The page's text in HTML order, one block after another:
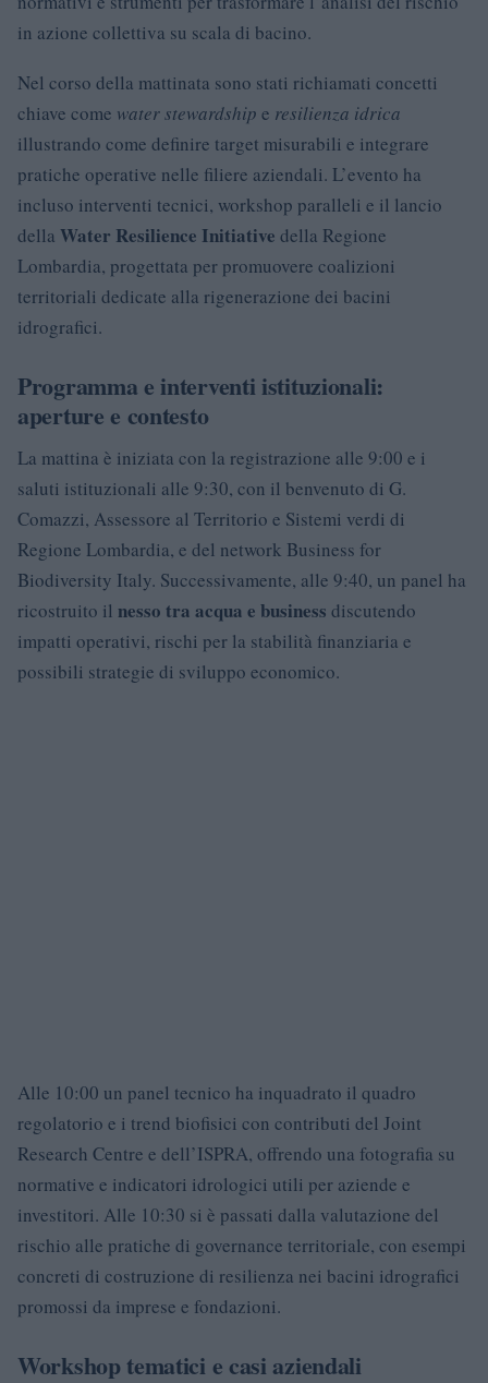
in azione collettiva su scala di bacino.
Nel corso della mattinata sono stati richiamati concetti
chiave come water stewardship e resilienza idrica
illustrando come definire target misurabili e integrare
pratiche operative nelle filiere aziendali. L’evento ha
incluso interventi tecnici, workshop paralleli e il lancio
della Water Resilience Initiative della Regione
Lombardia, progettata per promuovere coalizioni
territoriali dedicate alla rigenerazione dei bacini
idrografici.
Programma e interventi istituzionali:
aperture e contesto
La mattina è iniziata con la registrazione alle 9:00 e i
saluti istituzionali alle 9:30, con il benvenuto di G.
Comazzi, Assessore al Territorio e Sistemi verdi di
Regione Lombardia, e del network Business for
Biodiversity Italy. Successivamente, alle 9:40, un panel ha
ricostruito il nesso tra acqua e business discutendo
impatti operativi, rischi per la stabilità finanziaria e
possibili strategie di sviluppo economico.
Alle 10:00 un panel tecnico ha inquadrato il quadro
regolatorio e i trend biofisici con contributi del Joint
Research Centre e dell’ISPRA, offrendo una fotografia su
normative e indicatori idrologici utili per aziende e
investitori. Alle 10:30 si è passati dalla valutazione del
rischio alle pratiche di governance territoriale, con esempi
concreti di costruzione di resilienza nei bacini idrografici
promossi da imprese e fondazioni.
Workshop tematici e casi aziendali